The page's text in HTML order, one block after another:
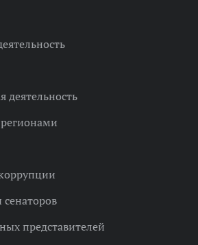
деятельность
представителей